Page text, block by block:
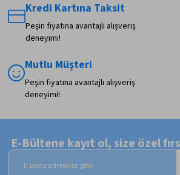
Kredi Kartına Taksit
Peşin fiyatına avantajlı alışveriş
deneyimi!
Mutlu Müşteri
Peşin fiyatına avantajlı alışveriş
deneyimi!
E-Bültene kayıt ol, size özel